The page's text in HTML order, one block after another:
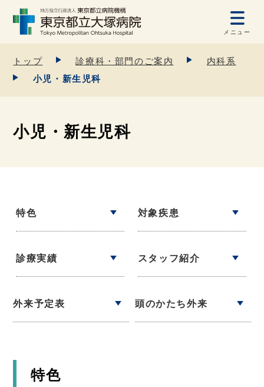
メニュー
トップ 診療科・部門のご案内
内科系
小児・新生児科
小児・新生児科
特色 対象疾患
診療実績 スタッフ紹介
外来予定表 頭のかたち外来
特色